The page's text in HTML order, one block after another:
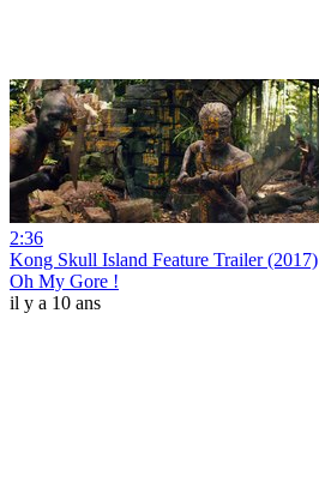
2:36
Kong Skull Island Feature Trailer (2017)
Oh My Gore !
il y a 10 ans